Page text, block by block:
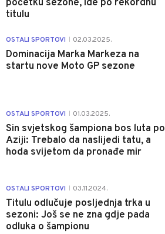
početku sezone, ide po rekordnu
titulu
OSTALI SPORTOVI 02.03.2025.
Dominacija Marka Markeza na
startu nove Moto GP sezone
OSTALI SPORTOVI 01.03.2025.
Sin svjetskog šampiona bos luta po
Aziji: Trebalo da naslijedi tatu, a
hoda svijetom da pronađe mir
OSTALI SPORTOVI 03.11.2024.
Titulu odlučuje posljednja trka u
sezoni: Još se ne zna gdje pada
odluka o šampionu